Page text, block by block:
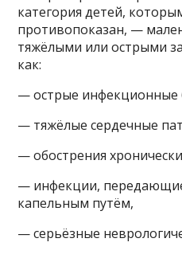
категория детей,
противопоказан, —
тяжёлыми или острыми
как:
— острые инфекционные
— тяжёлые сердечные
— обострения
— инфекции,
капельным путём,
— серьёзные